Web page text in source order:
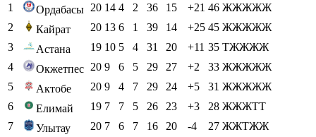
1
Ордабасы 20 14 4 2 36 15 +21 46 ЖЖЖЖЖ
2
Кайрат 20 13 6 1 39 14 +25 45 ЖЖЖЖЖ
3
Астана 19 10 5 4 31 20 +11 35 ТЖЖЖЖ
4
Окжетпес 20 9 6 5 29 27 +2 33 ЖЖЖЖЖ
5
Актобе 20 9 4 7 29 24 +5 31 ЖЖЖЖЖ
6
Елимай 19 7 7 5 26 23 +3 28 ЖЖЖТТ
7
Улытау 20 7 6 7 16 20 -4 27 ЖЖТЖЖ